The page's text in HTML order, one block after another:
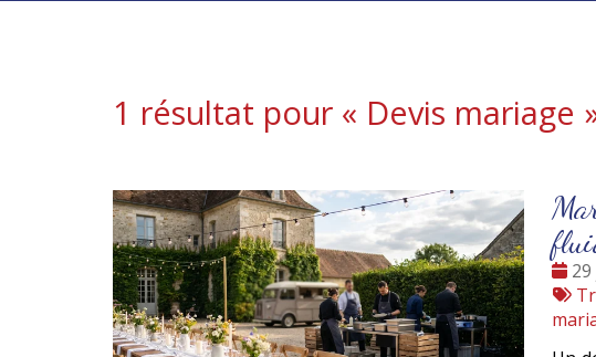
1 résultat pour « Devis mariage
:
: